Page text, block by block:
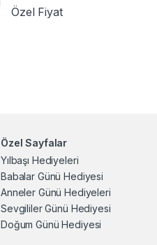
Özel Fiyat
Özel Sayfalar
Yılbaşı Hediyeleri
Babalar Günü Hediyesi
Anneler Günü Hediyeleri
Sevgililer Günü Hediyesi
Doğum Günü Hediyesi